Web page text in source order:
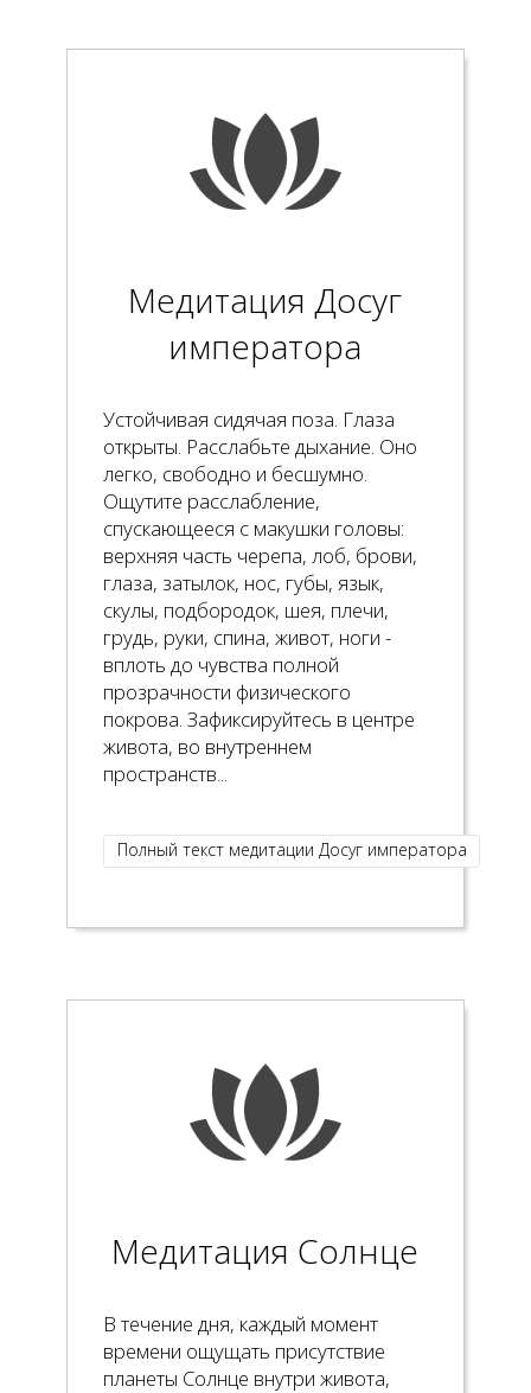
Медитация Досуг
императора
Устойчивая сидячая поза. Глаза
открыты. Расслабьте дыхание. Оно
легко, свободно и бесшумно.
Ощутите расслабление,
спускающееся с макушки головы:
верхняя часть черепа, лоб, брови,
глаза, затылок, нос, губы, язык,
скулы, подбородок, шея, плечи,
грудь, руки, спина, живот, ноги -
вплоть до чувства полной
прозрачности физического
покрова. Зафиксируйтесь в центре
живота, во внутреннем
пространств...
Полный текст медитации Досуг императора
Медитация Солнце
В течение дня, каждый момент
времени ощущать присутствие
планеты Солнце внутри живота,